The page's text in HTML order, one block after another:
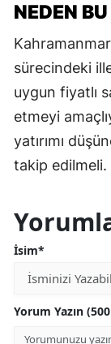
NEDEN
sürecindeki
uygun fiyatlı
etmeyi
yatırımı
takip edilmeli.
İsim*
Yorum Yazın